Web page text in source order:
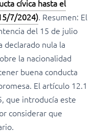
cívica hasta el
7/2024). Resumen: El
del 15 de julio
declarado nula la
la nacionalidad
buena conducta
El artículo 12.1
que introducía este
considerar que